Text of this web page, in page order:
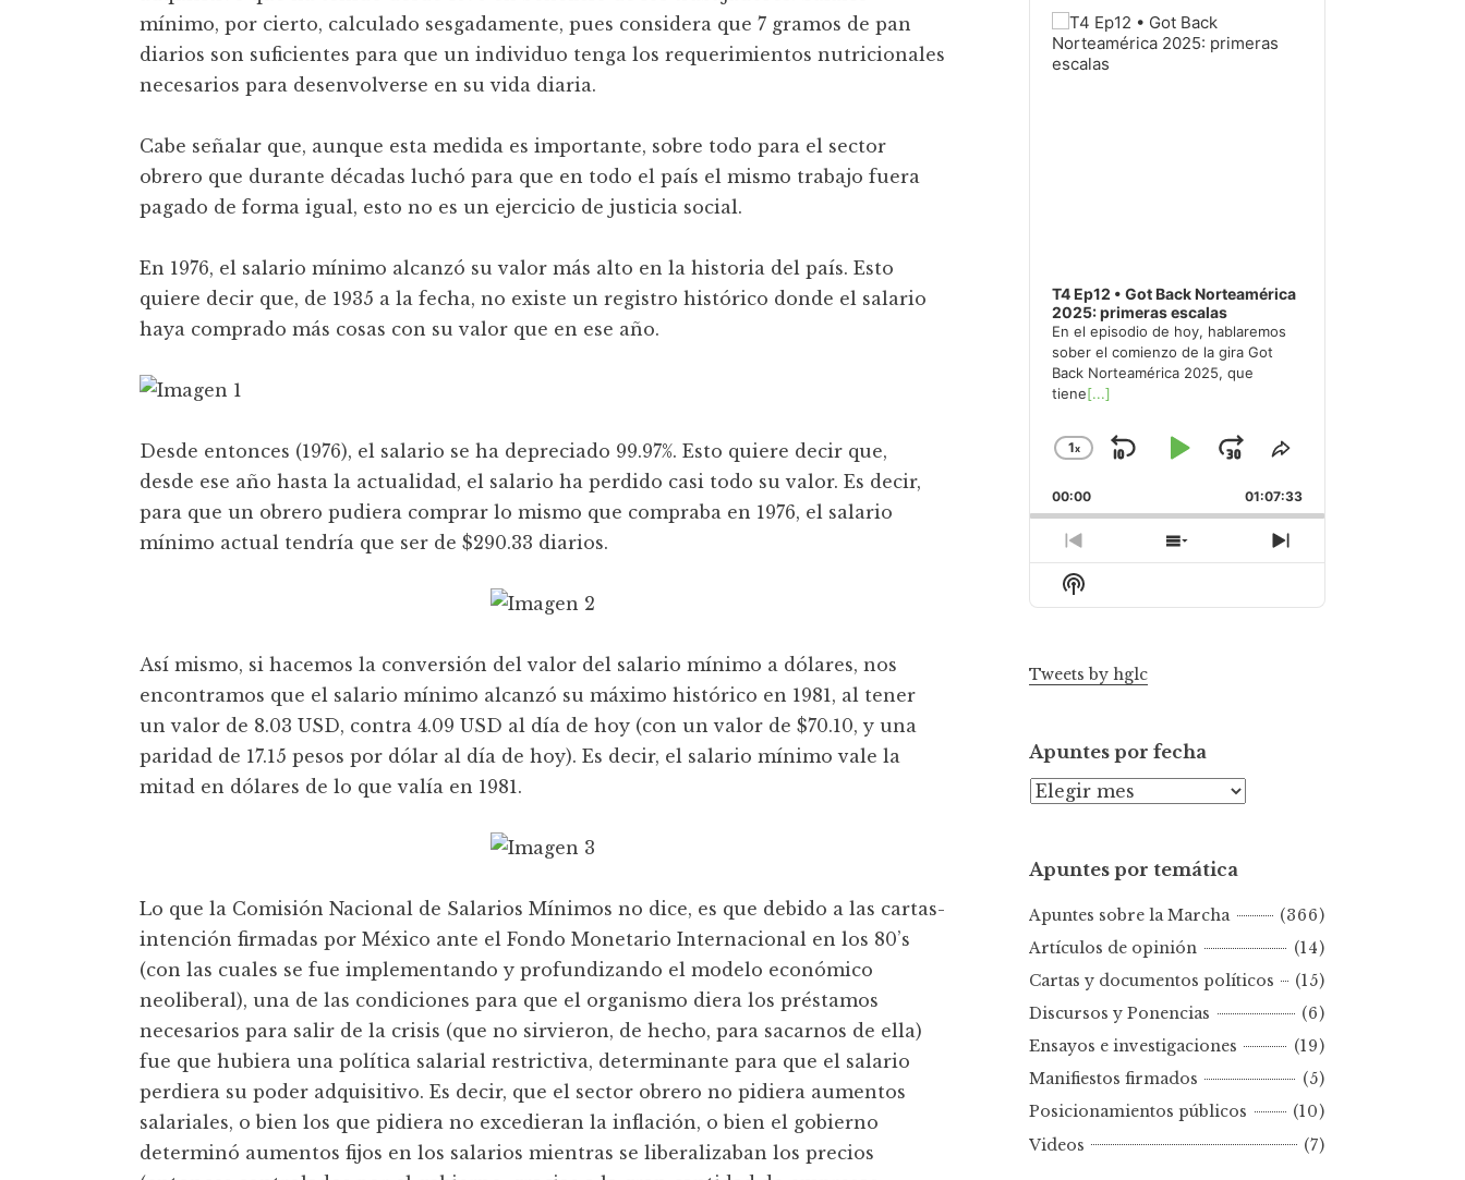
mínimo, por cierto, calculado sesgadamente, pues considera que 7 gramos de pan
diarios son suficientes para que un individuo tenga los requerimientos nutricionales
necesarios para desenvolverse en su vida diaria.
Cabe señalar que, aunque esta medida es importante, sobre todo para el sector
obrero que durante décadas luchó para que en todo el país el mismo trabajo fuera
pagado de forma igual, esto no es un ejercicio de justicia social.
En 1976, el salario mínimo alcanzó su valor más alto en la historia del país. Esto
quiere decir que, de 1935 a la fecha, no existe un registro histórico donde el salario
haya comprado más cosas con su valor que en ese año.
Desde entonces (1976), el salario se ha depreciado 99.97%. Esto quiere decir que,
desde ese año hasta la actualidad, el salario ha perdido casi todo su valor. Es decir,
para que un obrero pudiera comprar lo mismo que compraba en 1976, el salario
mínimo actual tendría que ser de $290.33 diarios.
Así mismo, si hacemos la conversión del valor del salario mínimo a dólares, nos
encontramos que el salario mínimo alcanzó su máximo histórico en 1981, al tener
un valor de 8.03 USD, contra 4.09 USD al día de hoy (con un valor de $70.10, y una
paridad de 17.15 pesos por dólar al día de hoy). Es decir, el salario mínimo vale la
mitad en dólares de lo que valía en 1981.
Lo que la Comisión Nacional de Salarios Mínimos no dice, es que debido a las cartas-
intención firmadas por México ante el Fondo Monetario Internacional en los 80’s
(con las cuales se fue implementando y profundizando el modelo económico
neoliberal), una de las condiciones para que el organismo diera los préstamos
necesarios para salir de la crisis (que no sirvieron, de hecho, para sacarnos de ella)
fue que hubiera una política salarial restrictiva, determinante para que el salario
perdiera su poder adquisitivo. Es decir, que el sector obrero no pidiera aumentos
salariales, o bien los que pidiera no excedieran la inflación, o bien el gobierno
determinó aumentos fijos en los salarios mientras se liberalizaban los precios
Player
T4 Ep12 • Got Back Norteamérica
2025: primeras escalas
En el episodio de hoy, hablaremos
sober el comienzo de la gira Got
Back Norteamérica 2025, que
tiene[...]
Change
Rate
1x
Skip
Backward
Play
Pause
Jump
Forward
Share
Episode
00:00 01:07:33
Previous
Episode
Show
Episodes
Next
Episode
Show
Podcast
Tweets by hglc
Apuntes por fecha
A
n
e
s
p
f
e
c
a
Apuntes por temática
Apuntes sobre la Marcha
(366)
Artículos de opinión
(14)
Cartas y documentos políticos
(15)
Discursos y Ponencias
(6)
Ensayos e investigaciones
(19)
Manifiestos firmados
(5)
Posicionamientos públicos
(10)
Videos
(7)